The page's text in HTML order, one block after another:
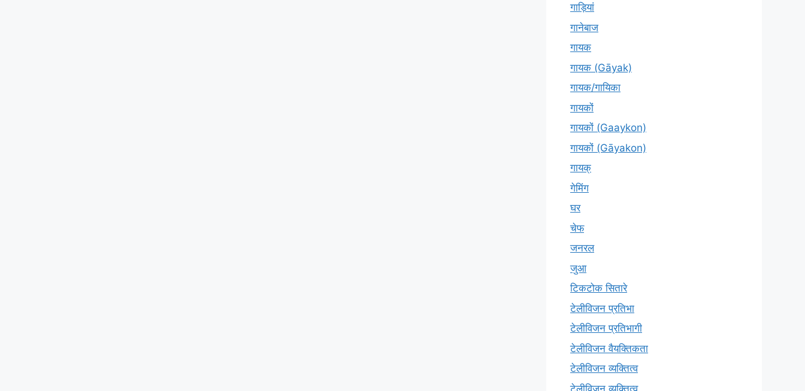
गाड़ियां
गानेबाज
गायक
गायक (Gāyak)
गायक/गायिका
गायकों
गायकों (Gaaykon)
गायकों (Gāyakon)
गायक्
गेमिंग
घर
चेफ
जनरल
जुआ
टिकटोक सितारे
टेलीविजन प्रतिभा
टेलीविजन प्रतिभागी
टेलीविजन वैयक्तिकता
टेलीविजन व्यक्तित्व
टेलीविज़न व्यक्तित्व